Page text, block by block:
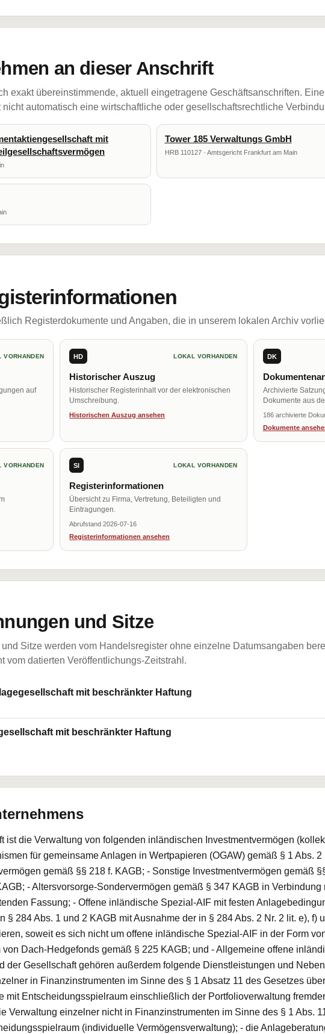
an dieser Anschrift
exakt übereinstimmende, aktuell eingetragene Geschäftsanschriften. Eine
automatisch eine wirtschaftliche oder gesellschaftsrechtliche
mit
Tower 185 Verwaltungs GmbH
HRB 110127 · Amtsgericht Frankfurt am Main
Registerdokumente und Angaben, die in unserem lokalen Archiv
VORHANDEN
auf
HD LOKAL VORHANDEN
Historischer Auszug
Historischer Registerinhalt vor der elektronischen
Umschreibung.
Historischen Auszug ansehen
DK
Archivierte
Dokumente aus
186 archivierte
Dokumente
VORHANDEN SI LOKAL VORHANDEN
Registerinformationen
Übersicht zu Firma, Vertretung, Beteiligten und
Eintragungen.
Abrufstand 2026-07-16
Registerinformationen ansehen
und Sitze
Sitze werden vom Handelsregister ohne einzelne Datumsangaben
vom datierten Veröffentlichungs-Zeitstrahl.
mit beschränkter Haftung
mit beschränkter Haftung
ist die Verwaltung von folgenden inländischen Investmentvermögen
für gemeinsame Anlagen in Wertpapieren (OGAW) gemäß § 1 Abs.
gemäß §§ 218 f. KAGB; - Sonstige Investmentvermögen gemäß
- Altersvorsorge-Sondervermögen gemäß § 347 KAGB in Verbindung
Fassung; - Offene inländische Spezial-AIF mit festen
284 Abs. 1 und 2 KAGB mit Ausnahme der in § 284 Abs. 2 Nr. 2 lit. e), f)
soweit es sich nicht um offene inländische Spezial-AIF in der Form
Dach-Hedgefonds gemäß § 225 KAGB; und - Allgemeine offene
der Gesellschaft gehören außerdem folgende Dienstleistungen und
in Finanzinstrumenten im Sinne des § 1 Absatz 11 des Gesetzes
mit Entscheidungsspielraum einschließlich der Portfolioverwaltung
Verwaltung einzelner nicht in Finanzinstrumenten im Sinne des § 1 Abs.
(individuelle Vermögensverwaltung); - die